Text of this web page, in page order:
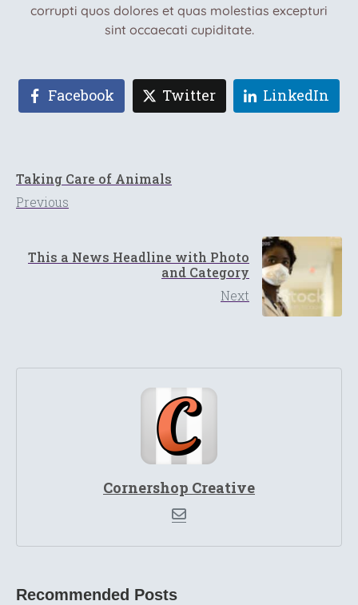
corrupti quos dolores et quas molestias excepturi
sint occaecati cupiditate.
Facebook Twitter LinkedIn
Taking Care of Animals
Previous
This a News Headline with Photo
and Category
Next
Cornershop Creative
Recommended Posts